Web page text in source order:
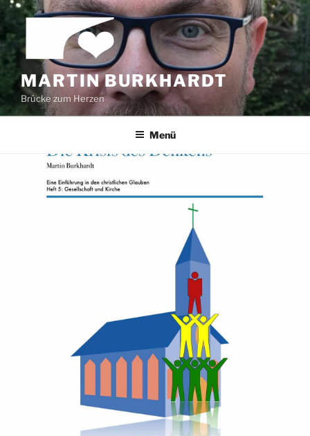
Zum
Inhalt
springen
MARTIN BURKHARDT
Brücke zum Herzen
Menü